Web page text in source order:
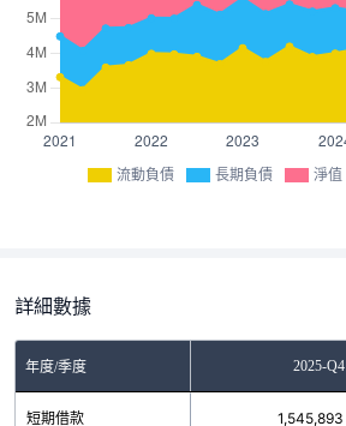
流動負債 長期負債 淨值
詳細數據
年度/季度 2025-Q4
短期借款 1,545,893